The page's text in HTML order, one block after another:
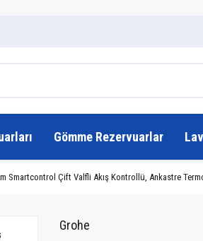
Gömme Rezervuarlar
Smartcontrol Çift Valfli Akış Kontrollü, Ankastre
Grohe